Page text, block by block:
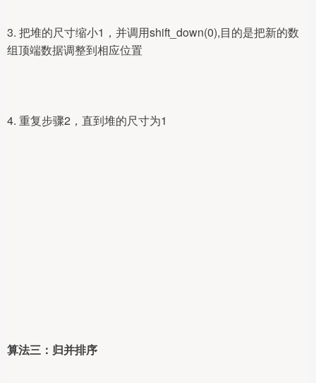
3. 把堆的尺寸缩小1，并调用shift_down(0),目的是把新的数
组顶端数据调整到相应位置
4. 重复步骤2，直到堆的尺寸为1
算法三：归并排序